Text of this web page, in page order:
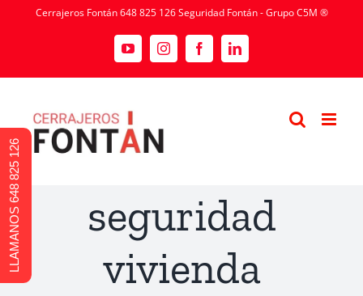
Cerrajeros Fontán 648 825 126 Seguridad Fontán - Grupo C5M ®
seguridad
vivienda
LLAMANOS 648 825 126